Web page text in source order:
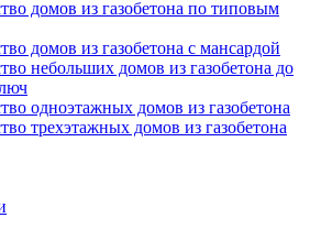
домов из газобетона по типовым
домов из газобетона с мансардой
небольших домов из газобетона до
одноэтажных домов из газобетона
трехэтажных домов из газобетона